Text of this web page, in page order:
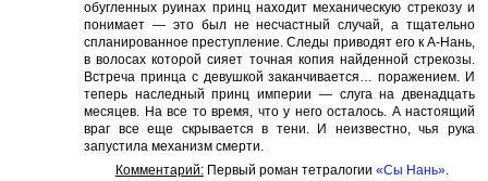
обугленных руинах принц находит механическую стрекозу и
понимает — это был не несчастный случай, а тщательно
спланированное преступление. Следы приводят его к А-Нань,
в волосах которой сияет точная копия найденной стрекозы.
Встреча принца с девушкой заканчивается… поражением. И
теперь наследный принц империи — слуга на двенадцать
месяцев. На все то время, что у него осталось. А настоящий
враг все еще скрывается в тени. И неизвестно, чья рука
запустила механизм смерти.
Комментарий:Первый роман тетралогии «Сы Нань».